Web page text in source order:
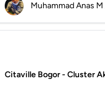
Muhammad Anas
Citaville Bogor - Cluster